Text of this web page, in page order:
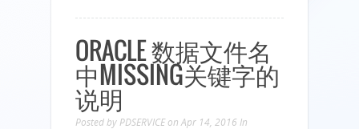
ORACLE 数据文件名
中MISSING关键字的
说明
Posted by PDSERVICE on Apr 14, 2016 In